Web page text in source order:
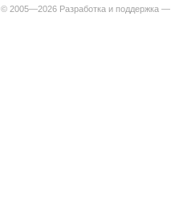
© 2005—2026 Разработка и поддержка —